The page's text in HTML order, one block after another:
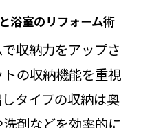
件
ォームで手入れ
定法
ォームで家事効
特徴
浴室のリフォーム術
収納力をアップさ
の収納機能を重視
タイプの収納は奥
剤などを効率的に